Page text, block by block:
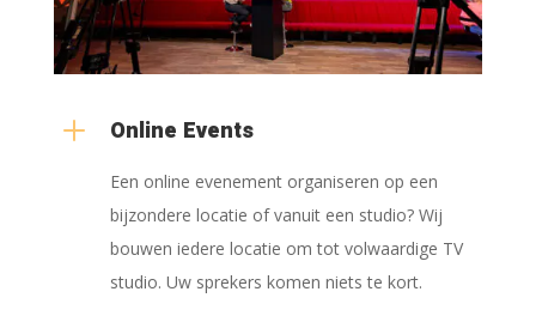
L Online Events
Een online evenement organiseren op een
bijzondere locatie of vanuit een studio? Wij
bouwen iedere locatie om tot volwaardige TV
studio. Uw sprekers komen niets te kort.